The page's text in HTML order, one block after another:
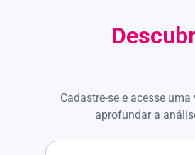
Cadastre-se e acesse
aprofundar a